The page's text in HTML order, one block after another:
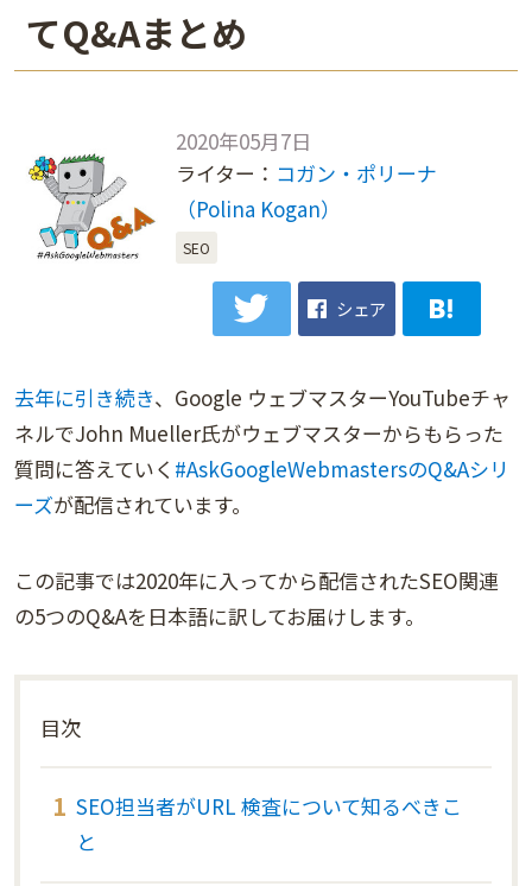
てQ&Aまとめ
2020年05月7日
ライター： コガン・ポリーナ
（Polina Kogan）
SEO
シェア
去年に引き続き、Google ウェブマスターYouTubeチャ
ネルでJohn Mueller氏がウェブマスターからもらった
質問に答えていく #AskGoogleWebmastersのQ&Aシリ
ーズが配信されています。
この記事では2020年に入ってから配信されたSEO関連
の5つのQ&Aを日本語に訳してお届けします。
目次
SEO担当者がURL 検査について知るべきこ
と